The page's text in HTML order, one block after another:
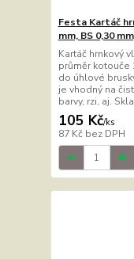
Festa Kartáč
mm, BS 0,30
Kartáč hrnkový
průměr kotouče
do úhlové
je vhodný na
barvy, rzi, aj.
105 Kč/ks
87 Kč bez DPH